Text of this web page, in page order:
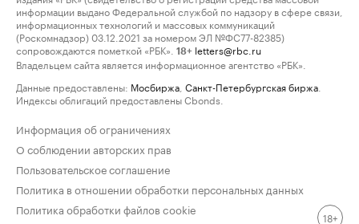
информации выдано Федеральной службой по надзору в сфере связи,
информационных технологий и массовых коммуникаций
(Роскомнадзор) 03.12.2021 за номером ЭЛ №ФС77-82385)
сопровождаются пометкой «РБК».
18+ letters@rbc.ru
Владельцем сайта является информационное агентство «РБК».
Данные предоставлены: Мосбиржа Санкт-Петербургская биржа
Индексы облигаций предоставлены Cbonds.
Информация об ограничениях
О соблюдении авторских прав
Пользовательское соглашение
Политика в отношении обработки персональных данных
Политика обработки файлов cookie
18+